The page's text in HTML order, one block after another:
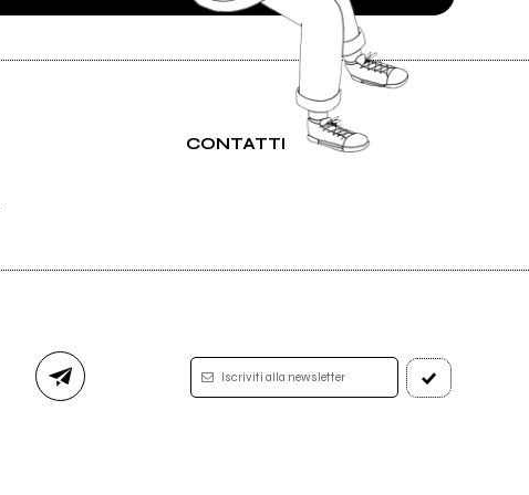
CONTATTI
Iscriviti alla newsletter